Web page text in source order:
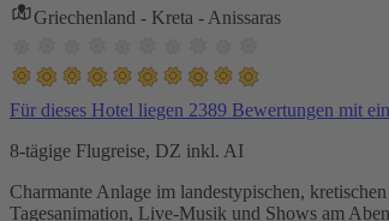
Griechenland - Kreta - Anissaras
Für dieses Hotel liegen 2389 Bewertungen mit
8-tägige Flugreise, DZ inkl. AI
Charmante Anlage im landestypischen,
Tagesanimation, Live-Musik und Shows am